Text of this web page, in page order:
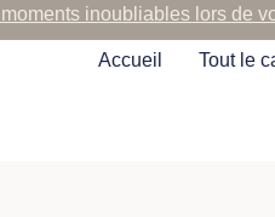
inoubliables lors de
Accueil Tout le